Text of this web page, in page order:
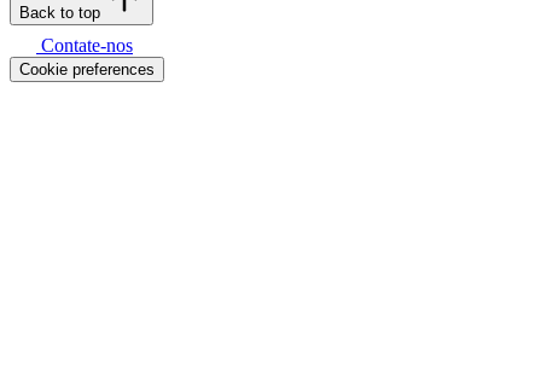
Back to top
Contate-nos
Cookie preferences